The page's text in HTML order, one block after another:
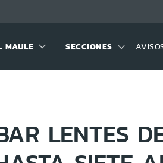
MAULE SECCIONES
LENTES